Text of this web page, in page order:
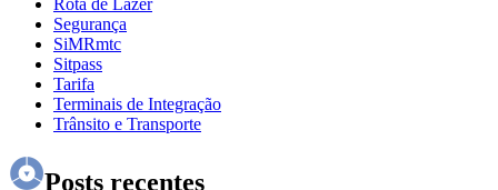
Segurança
SiMRmtc
Sitpass
Tarifa
Terminais de Integração
Trânsito e Transporte
Posts recentes